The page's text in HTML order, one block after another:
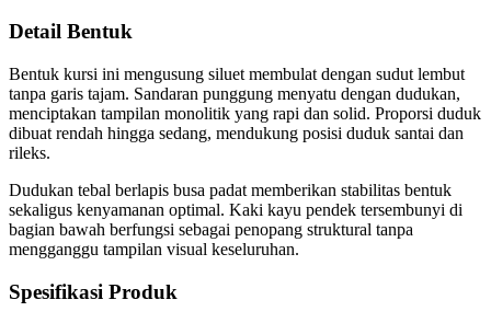
Detail Bentuk
Bentuk kursi ini mengusung siluet membulat dengan sudut lembut
tanpa garis tajam. Sandaran punggung menyatu dengan dudukan,
menciptakan tampilan monolitik yang rapi dan solid. Proporsi duduk
dibuat rendah hingga sedang, mendukung posisi duduk santai dan
rileks.
Dudukan tebal berlapis busa padat memberikan stabilitas bentuk
sekaligus kenyamanan optimal. Kaki kayu pendek tersembunyi di
bagian bawah berfungsi sebagai penopang struktural tanpa
mengganggu tampilan visual keseluruhan.
Spesifikasi Produk